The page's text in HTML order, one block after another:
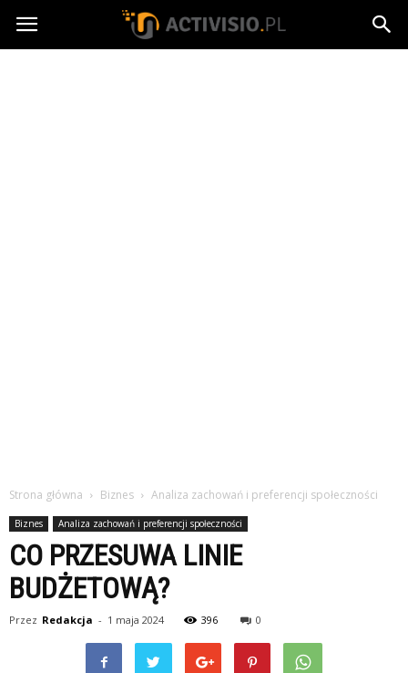
Activisio.pl
Strona główna Biznes Analiza zachowań i preferencji społeczności
Biznes Analiza zachowań i preferencji społeczności
CO PRZESUWA LINIE
BUDŻETOWĄ?
Przez Redakcja - 1 maja 2024 396 0